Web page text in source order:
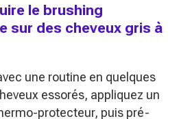
le brushing
sur des cheveux gris à
une routine en quelques
essorés, appliquez un
protecteur, puis pré-